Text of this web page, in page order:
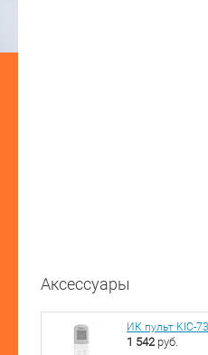
Аксессуары
ИК пульт KIC-
1 542руб.